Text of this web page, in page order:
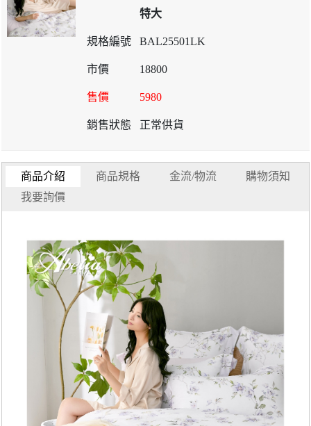
特大
BAL25501LK
18800
5980
正常供貨
商品介紹 商品規格 金流/物流
購物須知
我要詢價